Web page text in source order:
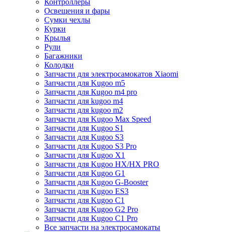
Контроллеры
Освещения и фары
Сумки чехлы
Курки
Крылья
Рули
Багажники
Колодки
Запчасти для электросамокатов Xiaomi
Запчасти для Kugoo m5
Запчасти для Кugoo m4 pro
Запчасти для kugoo m4
Запчасти для kugoo m2
Запчасти для Kugoo Max Speed
Запчасти для Kugoo S1
Запчасти для Kugoo S3
Запчасти для Kugoo S3 Pro
Запчасти для Kugoo X1
Запчасти для Kugoo HX/HX PRO
Запчасти для Kugoo G1
Запчасти для Kugoo G-Booster
Запчасти для Kugoo ES3
Запчасти для Kugoo C1
Запчасти для Kugoo G2 Pro
Запчасти для Kugoo C1 Pro
Все запчасти на электросамокаты